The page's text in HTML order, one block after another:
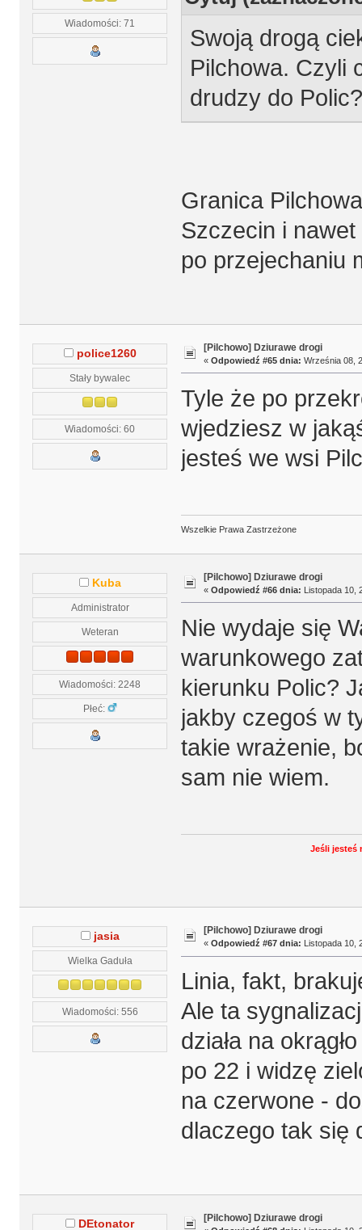
Wiadomości: 71
Swoją drogą
Pilchowa. Czyli
drudzy do
Granica
Szczecin i
po przejechaniu
police1260
Stały bywalec
Wiadomości: 60
[Pilchowo] Dziurawe drogi
« Odpowiedź #65 dnia: Września 08,
Tyle że po
wjedziesz w
jesteś we wsi
Wszelkie Prawa Zastrzeżone
Kuba
Administrator
Weteran
Wiadomości: 2248
Płeć:
[Pilchowo] Dziurawe drogi
« Odpowiedź #66 dnia: Listopada 10,
Nie wydaje się
warunkowego
kierunku Polic?
jakby czegoś w
takie wrażenie,
sam nie wiem.
Jeśli jesteś
jasia
Wielka Gaduła
Wiadomości: 556
[Pilchowo] Dziurawe drogi
« Odpowiedź #67 dnia: Listopada 10,
Linia, fakt,
Ale ta
działa na
po 22 i widzę
na czerwone -
dlaczego tak się
DEtonator [Pilchowo] Dziurawe drogi